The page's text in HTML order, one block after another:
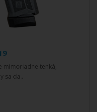
mimoriadne tenká,
sa da..